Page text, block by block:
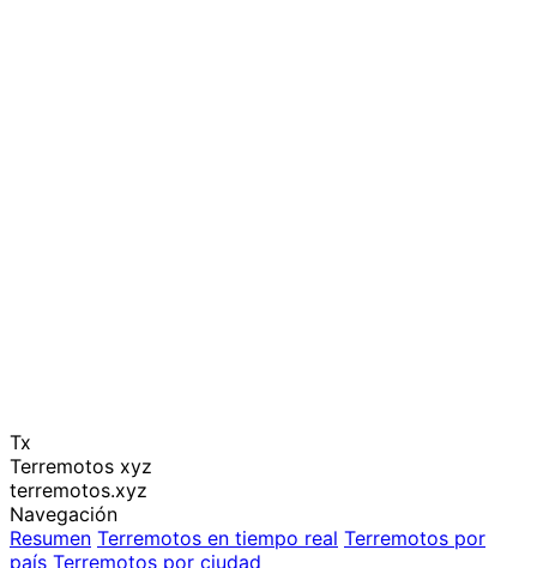
Tx
Terremotos xyz
terremotos.xyz
Navegación
Resumen Terremotos en tiempo real Terremotos por
país Terremotos por ciudad